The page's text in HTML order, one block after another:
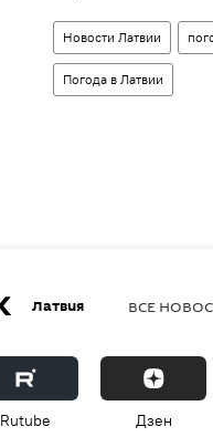
Новости Латвии
Погода в Латвии
Латвия ВСЕ
Rutube Дзен